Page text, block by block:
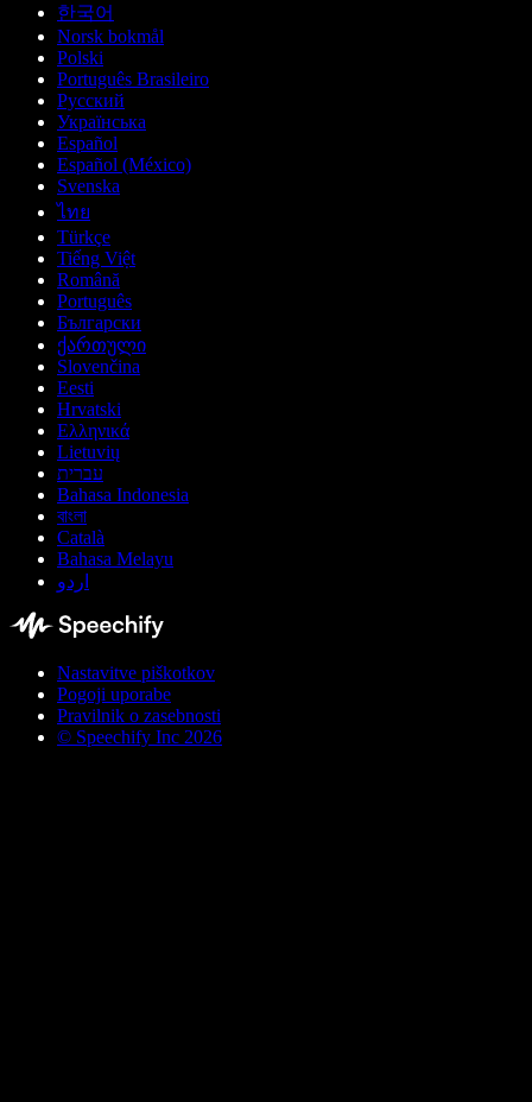
한국어
Norsk bokmål
Polski
Português Brasileiro
Русский
Українська
Español
Español (México)
Svenska
ไทย
Türkçe
Tiếng Việt
Română
Português
Български
ქართული
Slovenčina
Eesti
Hrvatski
Ελληνικά
Lietuvių
עברית
Bahasa Indonesia
বাংলা
Català
Bahasa Melayu
اردو
Nastavitve piškotkov
Pogoji uporabe
Pravilnik o zasebnosti
© Speechify Inc 2026